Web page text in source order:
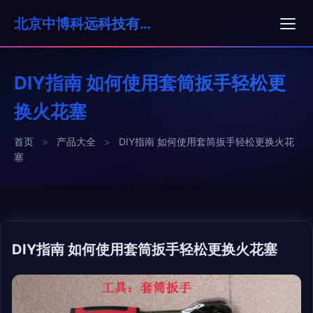
北京中博科远科技有限公司
DIY指南 如何使用套筒扳手轻松更
换火花塞
首页 > 产品大全 >
DIY指南 如何使用套筒扳手轻松更换火花
塞
DIY指南 如何使用套筒扳手轻松更换火花塞